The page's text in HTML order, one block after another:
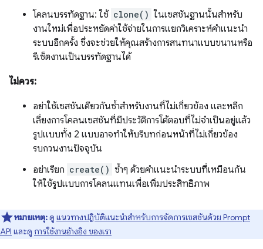
โคลนบรรทัดฐาน: ใช้ clone() ในเซสชันฐานนั้นสำหรับ
งานใหม่เพื่อประหยัดค่าใช้จ่ายในการแยกวิเคราะห์คำแนะนำ
ระบบอีกครั้ง ซึ่งจะช่วยให้คุณสร้างการสนทนาแบบขนานหรือ
รีเซ็ตงานเป็นบรรทัดฐานได้
ไม่ควร:
อย่าใช้เซสชันเดียวกันซ้ำสำหรับงานที่ไม่เกี่ยวข้อง และหลีก
เลี่ยงการโคลนเซสชันที่มีประวัติการโต้ตอบที่ไม่จำเป็นอยู่แล้ว
รูปแบบทั้ง 2 แบบอาจทำให้บริบทก่อนหน้าที่ไม่เกี่ยวข้อง
รบกวนงานปัจจุบัน
อย่าเรียก create() ซ้ำๆ ด้วยคำแนะนำระบบที่เหมือนกัน
ให้ใช้รูปแบบการโคลนแทนเพื่อเพิ่มประสิทธิภาพ
หมายเหตุ:ดู แนวทางปฏิบัติแนะนำสำหรับการจัดการเซสชันด้วย Prompt
API และดู การใช้งานอ้างอิง ของเรา